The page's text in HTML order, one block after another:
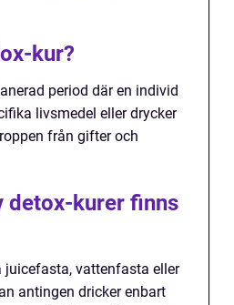
kur?
period där en individ
livsmedel eller drycker
från gifter och
detox-kurer finns
juicefasta, vattenfasta eller
antingen dricker enbart